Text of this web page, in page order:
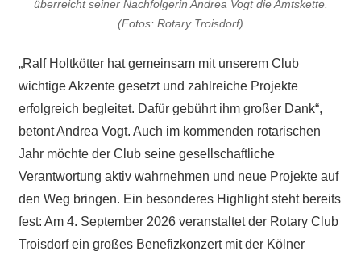
überreicht seiner Nachfolgerin Andrea Vogt die Amtskette.
(Fotos: Rotary Troisdorf)
„Ralf Holtkötter hat gemeinsam mit unserem Club
wichtige Akzente gesetzt und zahlreiche Projekte
erfolgreich begleitet. Dafür gebührt ihm großer Dank“,
betont Andrea Vogt. Auch im kommenden rotarischen
Jahr möchte der Club seine gesellschaftliche
Verantwortung aktiv wahrnehmen und neue Projekte auf
den Weg bringen. Ein besonderes Highlight steht bereits
fest: Am 4. September 2026 veranstaltet der Rotary Club
Troisdorf ein großes Benefizkonzert mit der Kölner